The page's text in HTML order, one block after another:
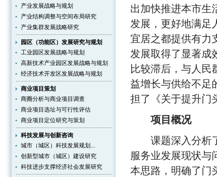
产业发展战略与规划
产业结构调整与空间布局研究
产业集群发展战略研究
园区（功能区）发展研究与规划
工业园区发展战略与规划
高新技术产业园区发展战略与规划
经济技术开发区发展战略与规划
商业项目策划
商圈分析与商业项目调查
商业项目选址与可行性评估
商业项目定位研究与策划
科技发展与创新咨询
城市（城区）科技发展规划...
创新型城市（城区）建设研究
科技进步支撑经济社会发展研究
出加快推进本市生
发展，更好地满足
宜居之都提供有力
发展取得了显著成
比较滞后，与人民
益增长与供给不足
担了《关于提升门
项目概况
课题深入分析了
服务业发展现状与
本思路，明确了门